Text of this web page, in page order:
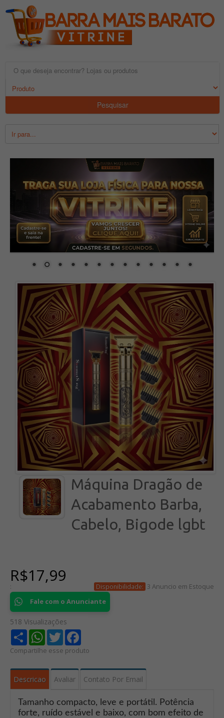
Pesquisar
Máquina Dragão de
Acabamento Barba,
Cabelo, Bigode lgbt
R$17,99
: Disponibilidade: 3 Anuncio em Estoque
Fale com o Anunciante
518 Visualizações
Share WhatsApp
Twitter
Compartilhe esse produto
Descricao Avaliar Contato Por Email
Tamanho compacto, leve e portátil. Potência
forte, ruído estável e baixo, com bom efeito de